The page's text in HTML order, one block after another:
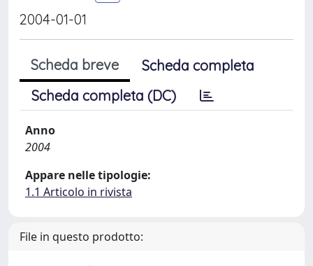
2004-01-01
Scheda breve
Scheda completa
Scheda completa (DC)
Anno
2004
Appare nelle tipologie:
1.1 Articolo in rivista
File in questo prodotto: